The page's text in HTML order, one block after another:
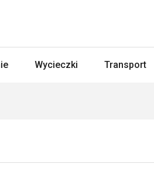
Wycieczki Transport